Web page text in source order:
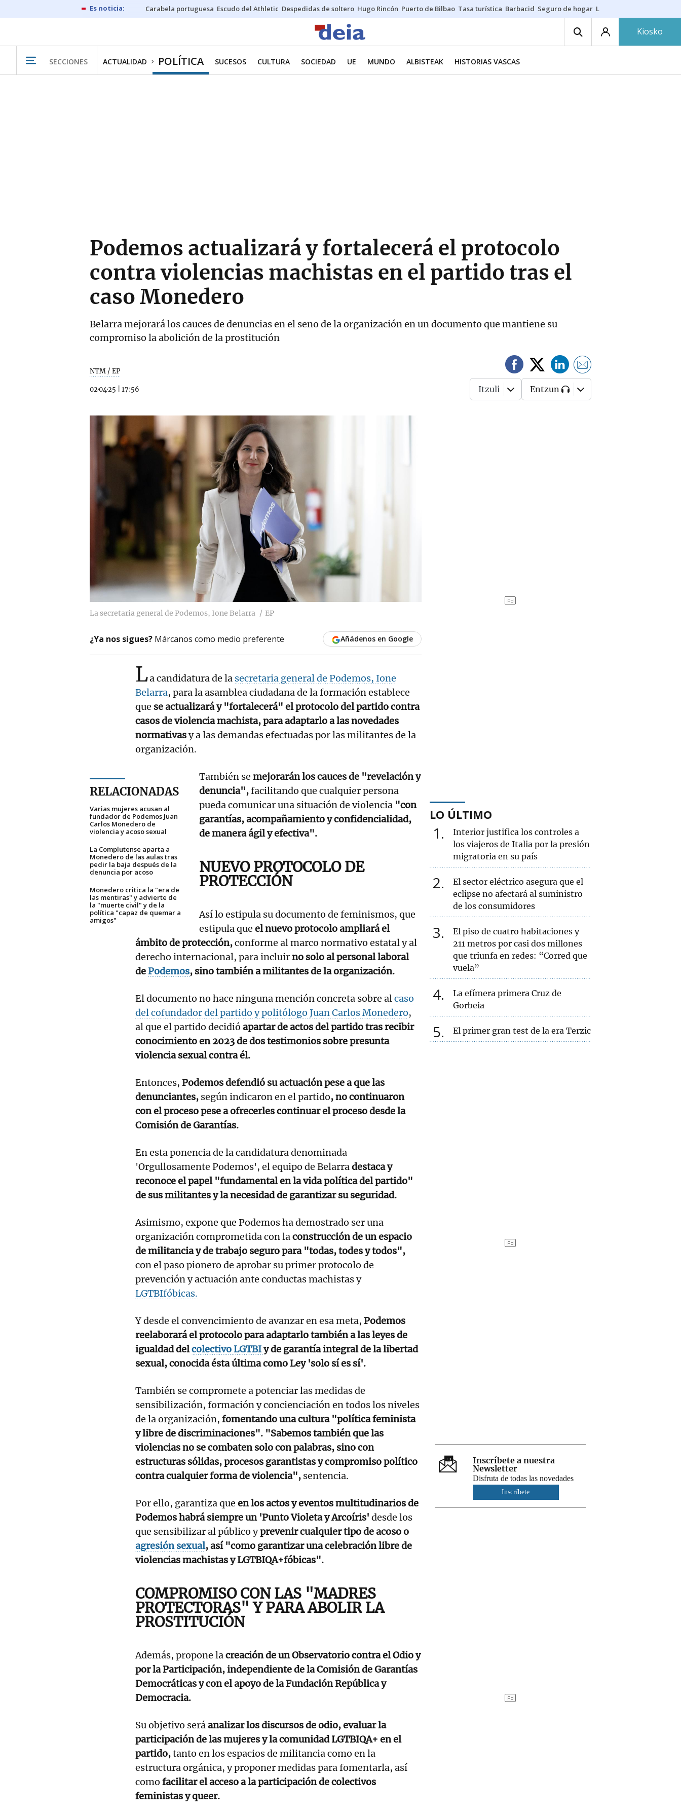
Carabela portuguesa Escudo del Athletic Despedidas de soltero Hugo Rincón Puerto de Bilbao Tasa turística Barbacid Seguro de hogar Lío Athletic-Osasuna
Kiosko
SECCIONES ACTUALIDAD POLÍTICA SUCESOS CULTURA SOCIEDAD UE MUNDO ALBISTEAK HISTORIAS VASCAS
Podemos actualizará y fortalecerá el protocolo
contra violencias machistas en el partido tras el
caso Monedero
Belarra mejorará los cauces de denuncias en el seno de la organización en un documento que mantiene su
compromiso la abolición de la prostitución
NTM / EP
02·04·25 17:56 Itzuli Entzun
La secretaria general de Podemos, Ione Belarra EP
¿Ya nos sigues? Márcanos como medio preferente Añádenos en Google
La candidatura de la secretaria general de Podemos, Ione
Belarra, para la asamblea ciudadana de la formación establece
que se actualizará y "fortalecerá" el protocolo del partido contra
casos de violencia machista, para adaptarlo a las novedades
normativasy a las demandas efectuadas por las militantes de la
organización.
RELACIONADAS
Varias mujeres acusan al
fundador de Podemos Juan
Carlos Monedero de
violencia y acoso sexual
La Complutense aparta a
Monedero de las aulas tras
pedir la baja después de la
denuncia por acoso
Monedero critica la "era de
las mentiras" y advierte de
la "muerte civil" y de la
política "capaz de quemar a
amigos"
También semejorarán los cauces de "revelación y
denuncia",facilitando que cualquier persona
pueda comunicar una situación de violencia "con
garantías, acompañamiento y confidencialidad,
de manera ágil y efectiva".
NUEVO PROTOCOLO DE
PROTECCIÓN
Así lo estipula su documento de feminismos, que
estipula queel nuevo protocolo ampliará el
ámbito de protección,conforme al marco normativo estatal y al
derecho internacional, para incluirno solo al personal laboral
dePodemos, sino también a militantes de la organización.
El documento no hace ninguna mención concreta sobre alcaso
del cofundador del partido y politólogo Juan Carlos Monedero,
al que el partido decidió apartar de actos del partido tras recibir
conocimiento en 2023 de dos testimonios sobre presunta
violencia sexual contra él.
Entonces, Podemos defendió su actuación pese a que las
denunciantes, según indicaron en el partido, no continuaron
con el proceso pese a ofrecerles continuar el proceso desde la
Comisión de Garantías.
En esta ponencia de la candidatura denominada
'Orgullosamente Podemos', el equipo de Belarradestaca y
reconoce el papel "fundamental en la vida política del partido"
de sus militantes y la necesidad de garantizar su seguridad.
Asimismo, expone que Podemos ha demostrado ser una
organización comprometida con laconstrucción de un espacio
de militancia y de trabajo seguro para "todas, todes y todos",
con el paso pionero de aprobar su primer protocolo de
prevención y actuación ante conductas machistas y
LGTBIfóbicas.
Y desde el convencimiento de avanzar en esa meta, Podemos
reelaborará el protocolo para adaptarlo también a las leyes de
igualdad delcolectivo LGTBIy de garantía integral de la libertad
sexual, conocida ésta última como Ley 'solo sí es sí'.
También se compromete a potenciar las medidas de
sensibilización, formación y concienciación en todos los niveles
de la organización, fomentando una cultura "política feminista
y libre de discriminaciones". "Sabemos también que las
violencias no se combaten solo con palabras, sino con
estructuras sólidas, procesos garantistas y compromiso político
contra cualquier forma de violencia", sentencia.
Por ello, garantiza que en los actos y eventos multitudinarios de
Podemos habrá siempre un 'Punto Violeta y Arcoíris' desde los
que sensibilizar al público yprevenir cualquier tipo de acoso o
agresión sexual, así "como garantizar una celebración libre de
violencias machistas y LGTBIQA+fóbicas".
COMPROMISO CON LAS "MADRES
PROTECTORAS" Y PARA ABOLIR LA
PROSTITUCIÓN
Además, propone lacreación de un Observatorio contra el Odio y
por la Participación, independiente de la Comisión de Garantías
Democráticas y con el apoyo de la Fundación República y
Democracia.
Su objetivo seráanalizar los discursos de odio, evaluar la
participación de las mujeres y la comunidad LGTBIQA+ en el
partido,tanto en los espacios de militancia como en la
estructura orgánica, y proponer medidas para fomentarla, así
como facilitar el acceso a la participación de colectivos
feministas y queer.
LO ÚLTIMO
1
Interior justifica los controles a
los viajeros de Italia por la presión
migratoria en su país
2
El sector eléctrico asegura que el
eclipse no afectará al suministro
de los consumidores
3
El piso de cuatro habitaciones y
211 metros por casi dos millones
que triunfa en redes: “Corred que
vuela”
4
La efímera primera Cruz de
Gorbeia
5 El primer gran test de la era Terzic
Inscríbete a nuestra
Newsletter
Disfruta de todas las novedades
Inscríbete